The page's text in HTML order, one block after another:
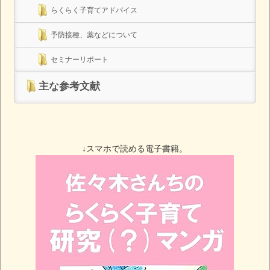
らくらく子育てアドバイス
予防接種、薬などについて
セミナーリポート
主な参考文献
↓スマホで読める電子書籍。